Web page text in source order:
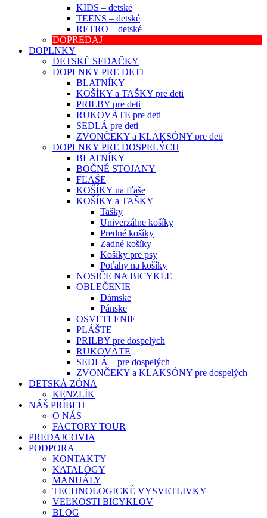
KIDS – detské
TEENS – detské
RETRO – detské
DOPREDAJ
DOPLNKY
DETSKÉ SEDAČKY
DOPLNKY PRE DETI
BLATNÍKY
KOŠÍKY a TAŠKY pre deti
PRILBY pre deti
RUKOVÄTE pre deti
SEDLÁ pre deti
ZVONČEKY a KLAKSÓNY pre deti
DOPLNKY PRE DOSPELÝCH
BLATNÍKY
BOČNÉ STOJANY
FĽAŠE
KOŠÍKY na fľaše
KOŠÍKY a TAŠKY
Tašky
Univerzálne košíky
Predné košíky
Zadné košíky
Košíky pre psy
Poťahy na košíky
NOSIČE NA BICYKLE
OBLEČENIE
Dámske
Pánske
OSVETLENIE
PLÁŠTE
PRILBY pre dospelých
RUKOVÄTE
SEDLÁ – pre dospelých
ZVONČEKY a KLAKSÓNY pre dospelých
DETSKÁ ZÓNA
KENZLÍK
NÁŠ PRÍBEH
O NÁS
FACTORY TOUR
PREDAJCOVIA
PODPORA
KONTAKTY
KATALÓGY
MANUÁLY
TECHNOLOGICKÉ VYSVETLIVKY
VEĽKOSTI BICYKLOV
BLOG